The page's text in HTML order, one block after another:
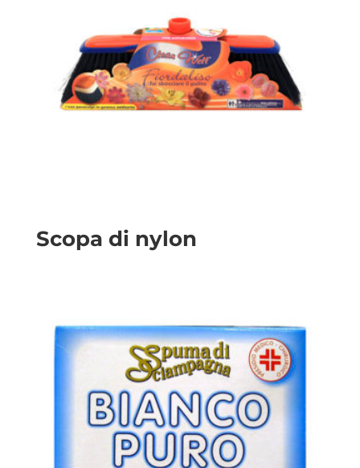
Scopa di nylon